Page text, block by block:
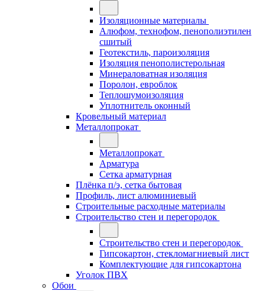
Изоляционные материалы
Алюфом, технофом, пенополиэтилен
сшитый
Геотекстиль, пароизоляция
Изоляция пенополистерольная
Минераловатная изоляция
Поролон, евроблок
Теплошумоизоляция
Уплотнитель оконный
Кровельный материал
Металлопрокат
Металлопрокат
Арматура
Сетка арматурная
Плёнка п/э, сетка бытовая
Профиль, лист алюминиевый
Строительные расходные материалы
Строительство стен и перегородок
Строительство стен и перегородок
Гипсокартон, стекломагниевый лист
Комплектующие для гипсокартона
Уголок ПВХ
Обои